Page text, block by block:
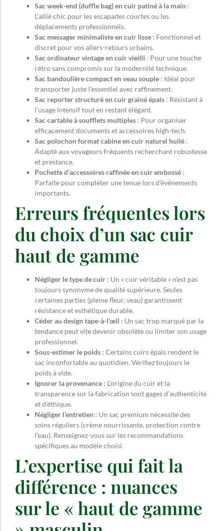
Sac week-end (duffle bag) en cuir patiné à la main :
L’allié chic pour les escapades courtes ou les
déplacements professionnels.
Sac messager minimaliste en cuir lisse : Fonctionnel et
discret pour vos allers-retours urbains.
Sac ordinateur vintage en cuir vieilli : Pour une touche
rétro sans compromis sur la modernité technique.
Sac bandoulière compact en veau souple : Idéal pour
transporter juste l’essentiel avec raffinement.
Sac reporter structuré en cuir grainé épais : Résistant à
l’usage intensif tout en restant élégant.
Sac cartable à soufflets multiples : Pour organiser
efficacement documents et accessoires high-tech.
Sac polochon format cabine en cuir naturel huilé :
Adapté aux voyageurs fréquents recherchant robustesse
et prestance.
Pochette d’accessoires raffinée en cuir embossé :
Parfaite pour compléter une tenue lors d’événements
importants.
Erreurs fréquentes lors
du choix d’un sac cuir
haut de gamme
Négliger le type de cuir : Un « cuir véritable » n’est pas
toujours synonyme de qualité supérieure. Seules
certaines parties (pleine fleur, veau) garantissent
résistance et esthétique durable.
Céder au design tape-à-l’œil : Un sac trop marqué par la
tendance peut vite devenir obsolète ou limiter son usage
professionnel.
Sous-estimer le poids : Certains cuirs épais rendent le
sac inconfortable au quotidien. Vérifiez toujours le
poids à vide.
Ignorer la provenance : L’origine du cuir et la
transparence sur la fabrication sont gages d’authenticité
et d’éthique.
Négliger l’entretien : Un sac premium nécessite des
soins réguliers (crème nourrissante, protection contre
l’eau). Renseignez-vous sur les recommandations
spécifiques au modèle choisi.
L’expertise qui fait la
différence : nuances
sur le « haut de gamme